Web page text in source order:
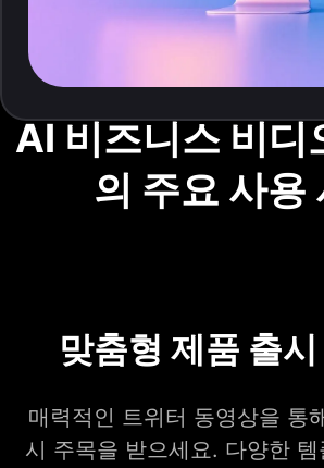
AI 비즈니스 비디
의 주요 사용
맞춤형 제품 출
매력적인 트위터 동영상을 통
시 주목을 받으세요. 다양한 템